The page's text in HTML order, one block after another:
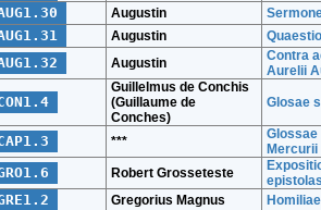
Augustin
Augustin
Augustin
Contra
Aurelii
Guillelmus de Conchis
(Guillaume de
Conches)
Glosae
***
Glossae
Mercurii
Robert Grosseteste
Gregorius Magnus